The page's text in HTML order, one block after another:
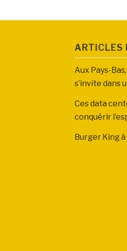
ARTICLES
Aux Pays-
s’invite dans
Ces data
conquérir
Burger King